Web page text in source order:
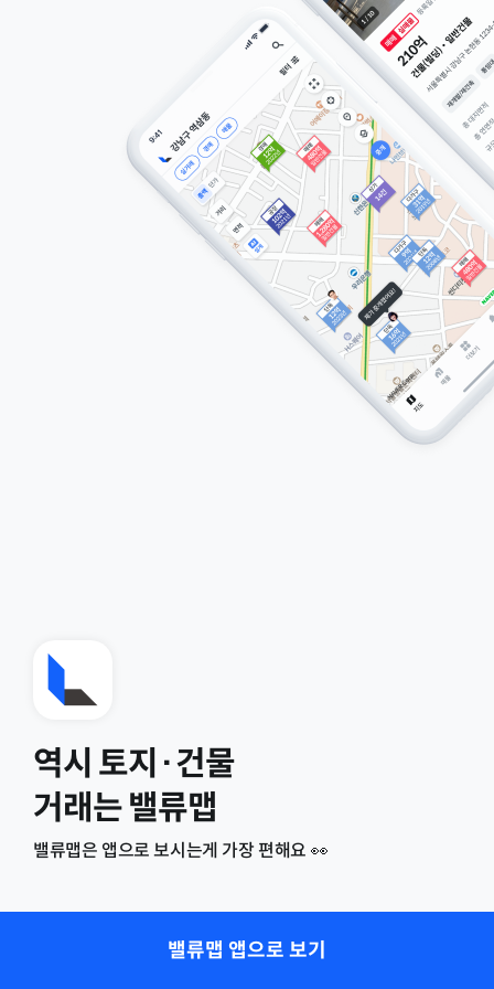
역시 토지·건물
거래는 밸류맵
밸류맵은 앱으로 보시는게 가장 편해요 👀
밸류맵 앱으로 보기